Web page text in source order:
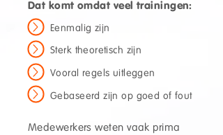
Dat komt omdat veel trainingen:
Eenmalig zijn
Sterk theoretisch zijn
Vooral regels uitleggen
Gebaseerd zijn op goed of fout
Medewerkers weten vaak prima